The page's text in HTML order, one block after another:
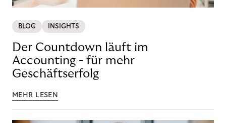
BLOG INSIGHTS
Der Countdown läuft im
Accounting - für mehr
Geschäftserfolg
MEHR LESEN